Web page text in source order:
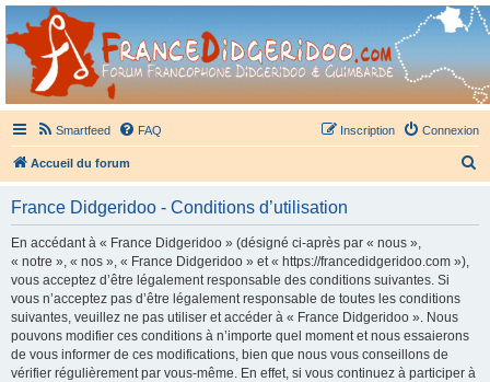
France Didgeridoo
Didgeridoo et Guimbarde sur France Didgeridoo - retrouvez la communauté.
Smartfeed FAQ Connexion
Inscription
Accueil du forum
France Didgeridoo - Conditions d’utilisation
En accédant à « France Didgeridoo » (désigné ci-après par « nous »,
« notre », « nos », « France Didgeridoo » et « https://francedidgeridoo.com »),
vous acceptez d’être légalement responsable des conditions suivantes. Si
vous n’acceptez pas d’être légalement responsable de toutes les conditions
suivantes, veuillez ne pas utiliser et accéder à « France Didgeridoo ». Nous
pouvons modifier ces conditions à n’importe quel moment et nous essaierons
de vous informer de ces modifications, bien que nous vous conseillons de
vérifier régulièrement par vous-même. En effet, si vous continuez à participer à